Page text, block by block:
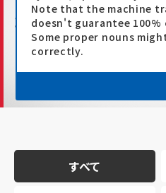
最新情報
すべて
Note that the machine
doesn't guarantee 100%
Some proper nouns
correctly.